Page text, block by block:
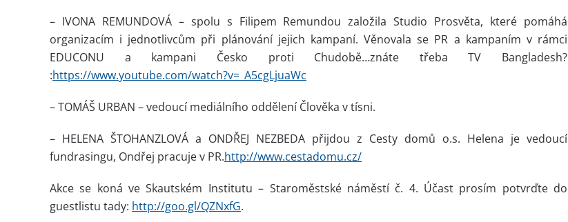
– IVONA REMUNDOVÁ – spolu s Filipem Remundou založila Studio Prosvěta, které pomáhá
organizacím i jednotlivcům při plánování jejich kampaní. Věnovala se PR a kampaním v rámci
EDUCONU a kampani Česko proti Chudobě…znáte třeba TV Bangladesh?
:https://www.youtube.com/watch?v=_A5cgLjuaWc
– TOMÁŠ URBAN – vedoucí mediálního oddělení Člověka v tísni.
– HELENA ŠTOHANZLOVÁ a ONDŘEJ NEZBEDA přijdou z Cesty domů o.s. Helena je vedoucí
fundrasingu, Ondřej pracuje v PR.http://www.cestadomu.cz/
Akce se koná ve Skautském Institutu – Staroměstské náměstí č. 4. Účast prosím potvrďte do
guestlistu tady: http://goo.gl/QZNxfG.